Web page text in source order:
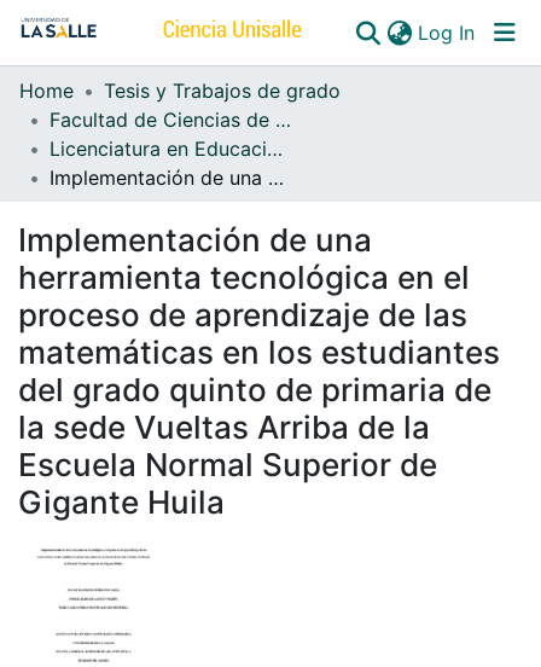
Log In
Communities & Collections
All of DSpace
Home
Tesis y Trabajos de grado
Facultad de Ciencias de la Educación
Licenciatura en Educación Básica Primaria
Implementación de una herramienta tecnológica en el proceso de aprendizaje de las matemáticas en los estudiantes del grado quinto de primaria de la sede Vueltas Arriba de la Escuela Normal Superior de Gigante Huila
Implementación de una
herramienta tecnológica en el
proceso de aprendizaje de las
matemáticas en los estudiantes
del grado quinto de primaria de
la sede Vueltas Arriba de la
Escuela Normal Superior de
Gigante Huila